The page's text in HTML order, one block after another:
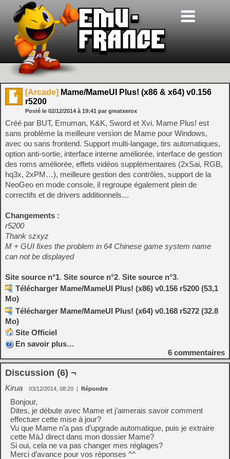
[Arcade] Mame/MameUI Plus! (x86 & x64) v0.156
r5200
Posté le 02/12/2014 à 19:41 par greatxerox
Créé par BUT, Emuman, K&K, Sword et Xvi. Mame Plus! est
sans problème la meilleure version de Mame pour Windows,
avec ou sans frontend. Support multi-langage, tirs automatiques,
option anti-sortie, interface interne améliorée, interface de gestion
des roms améliorée, effets vidéos supplémentaires (2xSai, RGB,
hq3x, 2xPM…), meilleure gestion des contrôles, support de la
NeoGeo en mode console, il regroupe également plein de
correctifs et de drivers additionnels…
Changements :
r5200
Thank szxyz
M + GUI fixes the problem in 64 Chinese game system name
can not be displayed
Site source n°1. Site source n°2. Site source n°3.
Télécharger Mame/MameUI Plus! (x86) v0.156 r5200 (53,1
Mo)
Télécharger Mame/MameUI Plus! (x64) v0.168 r5272 (32.8
Mo)
Site Officiel
En savoir plus…
6 commentaires
Discussion (6) ¬
Kirua 03/12/2014, 08:20 | Répondre
Bonjour,
Dites, je débute avec Mame et j’aimerais savoir comment
effectuer cette mise à jour?
Vu que Mame n’a pas d’upgrade automatique, puis je extraire
cette MàJ direct dans mon dossier Mame?
Si oui, cela ne va pas changer mes réglages?
Merci d’avance pour vos réponses ^^